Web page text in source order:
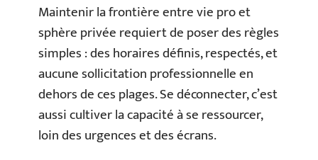
Maintenir la frontière entre vie pro et
sphère privée requiert de poser des règles
simples : des horaires définis, respectés, et
aucune sollicitation professionnelle en
dehors de ces plages. Se déconnecter, c’est
aussi cultiver la capacité à se ressourcer,
loin des urgences et des écrans.